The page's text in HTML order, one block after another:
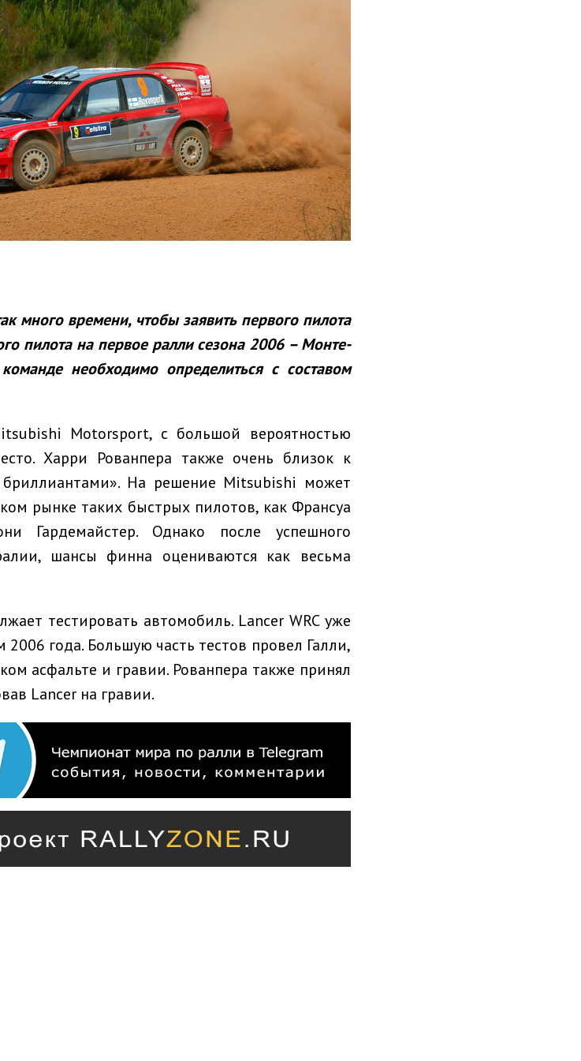
много времени, чтобы заявить первого пилота
пилота на первое ралли сезона 2006 – Монте-
необходимо определиться с составом
Motorsport, с большой вероятностью
Харри Рованпера также очень близок к
На решение Mitsubishi может
рынке таких быстрых пилотов, как Франсуа
Гардемайстер. Однако после успешного
шансы финна оцениваются как весьма
тестировать автомобиль. Lancer WRC уже
года. Большую часть тестов провел Галли,
асфальте и гравии. Рованпера также принял
Lancer на гравии.